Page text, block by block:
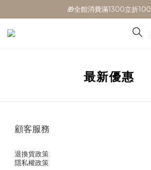
🎁全館消費滿1300立折100
🎁全館消費滿1300立折100
🎉新會員首購/超取免運
最新優惠
顧客服務
退換貨政策
隱私權政策